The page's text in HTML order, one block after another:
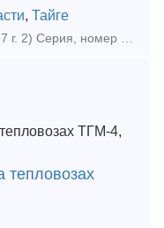
, Тайге
тепловозах